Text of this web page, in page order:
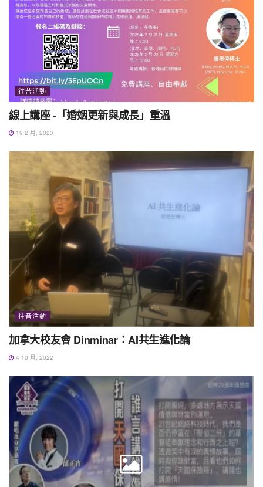
往昔活動
線上講座 -「婚姻更新與成長」重溫
19 2 月, 2023
往昔活動
加拿大校友會 Dinminar：AI共生進化論
4 10 月, 2022